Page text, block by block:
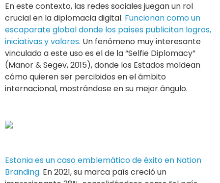
En este contexto, las redes sociales juegan un rol
crucial en la diplomacia digital. Funcionan como un
escaparate global donde los países publicitan logros,
iniciativas y valores. Un fenómeno muy interesante
vinculado a este uso es el de la “Selfie Diplomacy”
(Manor & Segev, 2015), donde los Estados moldean
cómo quieren ser percibidos en el ámbito
internacional, mostrándose en su mejor ángulo.
Estonia es un caso emblemático de éxito en Nation
Branding. En 2021, su marca país creció un